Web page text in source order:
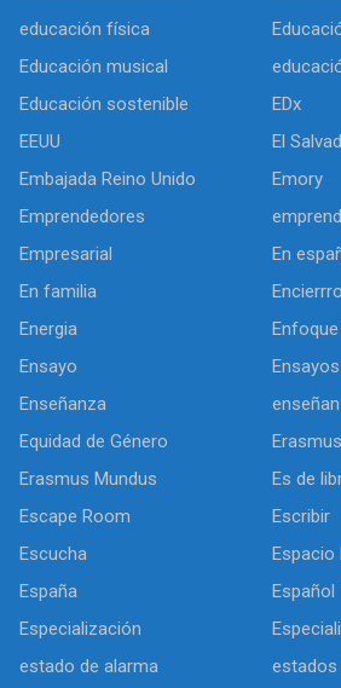
educación física
Educación musical
Educación sostenible
EDx
EEUU
El
Embajada Reino Unido
Emory
Emprendedores
Empresarial
En
En familia
Encierrro
Energia
Ensayo
Ensayos
Enseñanza
Equidad de Género
Erasmus
Erasmus Mundus
Es de
Escape Room
Escribir
Escucha
Espacio
España
Español
Especialización
estado de alarma
estados